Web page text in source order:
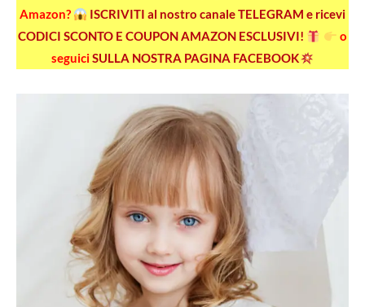
Amazon?
ISCRIVITI al nostro canale TELEGRAM e ricevi
CODICI SCONTO E COUPON AMAZON ESCLUSIVI!
o
seguiciSULLA NOSTRA PAGINA FACEBOOK